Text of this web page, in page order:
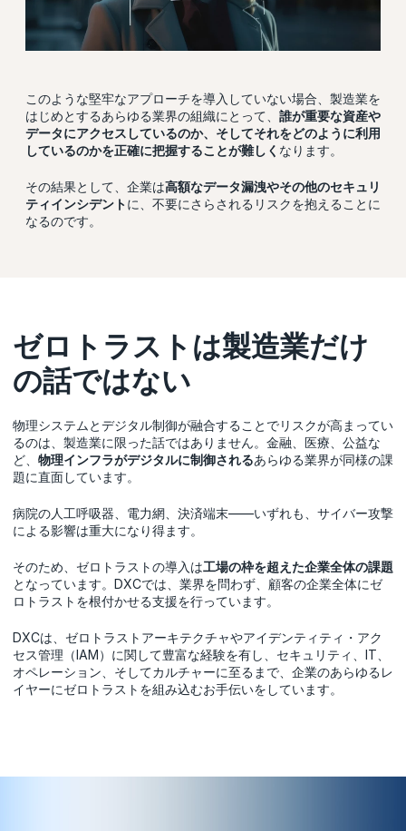
このような堅牢なアプローチを導入していない場合、製造業を
はじめとするあらゆる業界の組織にとって、 誰が重要な資産や
データにアクセスしているのか、そしてそれをどのように利用
しているのかを正確に把握することが難しく なります。
その結果として、企業は高額なデータ漏洩やその他のセキュリ
ティインシデントに、不要にさらされるリスクを抱えることに
なるのです。
ゼロトラストは製造業だけ
の話ではない
物理システムとデジタル制御が融合することでリスクが高まってい
るのは、製造業に限った話ではありません。金融、医療、公益な
ど、 物理インフラがデジタルに制御されるあらゆる業界が同様の課
題に直面しています。
病院の人工呼吸器、電力網、決済端末――いずれも、サイバー攻撃
による影響は重大になり得ます。
そのため、ゼロトラストの導入は工場の枠を超えた企業全体の課題
となっています。DXCでは、業界を問わず、顧客の企業全体にゼ
ロトラストを根付かせる支援を行っています。
DXCは、ゼロトラストアーキテクチャやアイデンティティ・アク
セス管理（IAM）に関して豊富な経験を有し、セキュリティ、IT、
オペレーション、そしてカルチャーに至るまで、企業のあらゆるレ
イヤーにゼロトラストを組み込むお手伝いをしています。